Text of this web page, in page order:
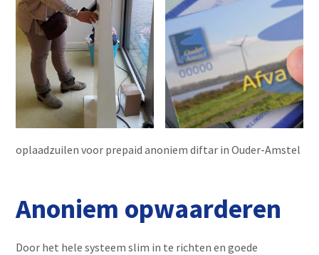
oplaadzuilen voor prepaid anoniem diftar in Ouder-Amstel
Anoniem opwaarderen
Door het hele systeem slim in te richten en goede